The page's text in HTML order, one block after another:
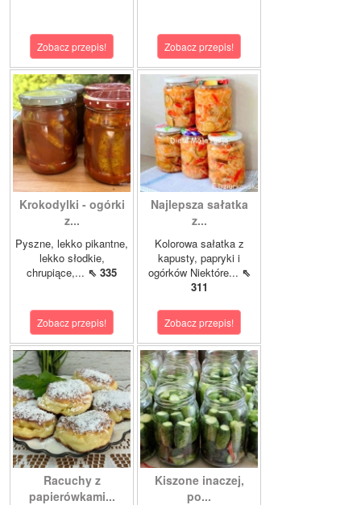
Zobacz przepis! Zobacz przepis!
Krokodylki - ogórki
z...
Pyszne, lekko pikantne,
lekko słodkie,
chrupiące,... ⇖ 335
Zobacz przepis!
Najlepsza sałatka
z...
Kolorowa sałatka z
kapusty, papryki i
ogórków Niektóre... ⇖
311
Zobacz przepis!
Racuchy z
papierówkami...
Kiszone inaczej,
po...